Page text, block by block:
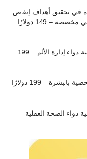
في تحقيق أهداف إنقاص
الوزن وإدارة الوزن من خلال خطة نظام غذائي مخصصة – 149 دولارًا
اختبار الحمض النووي لفعالية دواء إدارة الألم – 199
اختبار الحمض النووي للعناية الشخصية بالبشرة – 199 دولارًا
دواء الصحة العقلية –